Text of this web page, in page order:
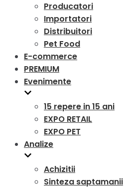
Producatori
Importatori
Distribuitori
Pet Food
E-commerce
PREMIUM
Evenimente
15 repere in 15 ani
EXPO RETAIL
EXPO PET
Analize
Achizitii
Sinteza saptamanii